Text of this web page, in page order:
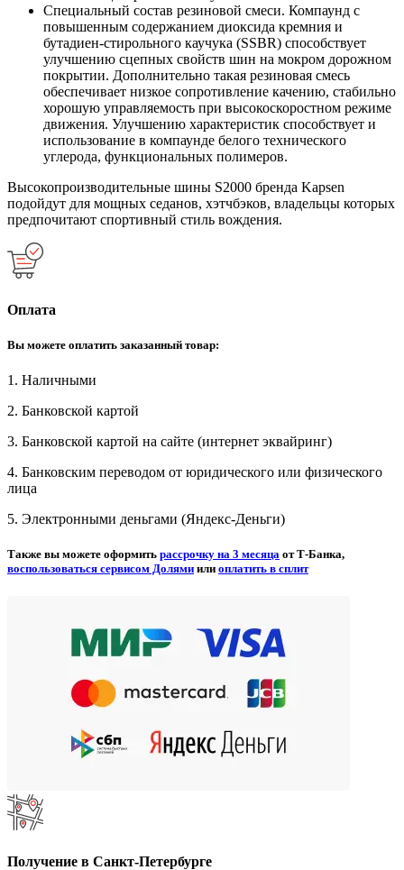
Специальный состав резиновой смеси. Компаунд с
повышенным содержанием диоксида кремния и
бутадиен-стирольного каучука (SSBR) способствует
улучшению сцепных свойств шин на мокром дорожном
покрытии. Дополнительно такая резиновая смесь
обеспечивает низкое сопротивление качению, стабильно
хорошую управляемость при высокоскоростном режиме
движения. Улучшению характеристик способствует и
использование в компаунде белого технического
углерода, функциональных полимеров.
Высокопроизводительные шины S2000 бренда Kapsen
подойдут для мощных седанов, хэтчбэков, владельцы которых
предпочитают спортивный стиль вождения.
Оплата
Вы можете оплатить заказанный товар:
1. Наличными
2. Банковской картой
3. Банковской картой на сайте (интернет эквайринг)
4. Банковским переводом от юридического или физического
лица
5. Электронными деньгами (Яндекс-Деньги)
Также вы можете оформить рассрочку на 3 месяца от Т-Банка,
воспользоваться сервисом Долями или оплатить в сплит
Получение в Санкт-Петербурге